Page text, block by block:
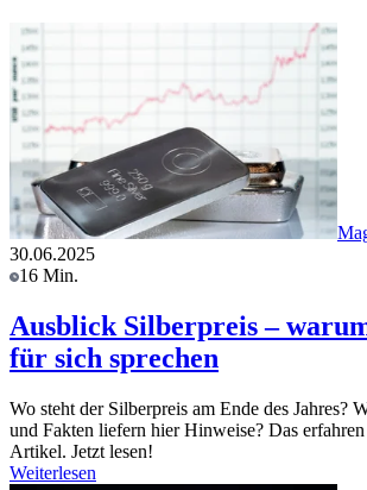
30.06.2025
16 Min.
Ausblick Silberpreis –
für sich sprechen
Wo steht der Silberpreis am Ende des Jahres?
und Fakten liefern hier Hinweise? Das
Artikel. Jetzt lesen!
Weiterlesen